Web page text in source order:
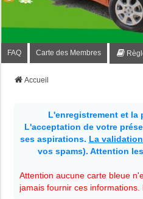
FAQ Carte des Membres
Accueil
L'enregistrement et
L'acceptation de votre
ses aspirations. La
vos spams). Attention
Attention aucune carte bleue
jamais fournir ces informations.